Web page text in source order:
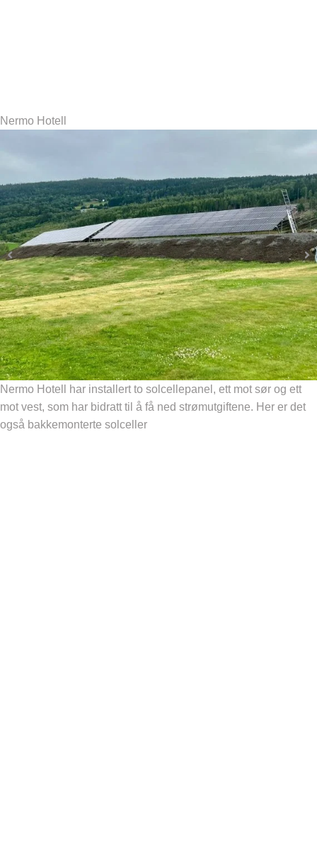
Nermo Hotell
Nermo Hotell har installert to solcellepanel, ett mot sør og ett
mot vest, som har bidratt til å få ned strømutgiftene. Her er det
også bakkemonterte solceller